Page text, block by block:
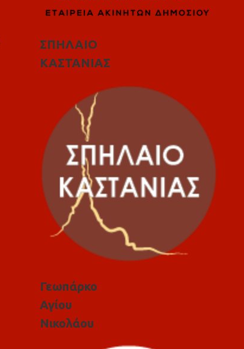
ΣΠΗΛΑΙΟ
ΚΑΣΤΑΝΙΑΣ
Γεωπάρκο
Αγίου
Νικολάου